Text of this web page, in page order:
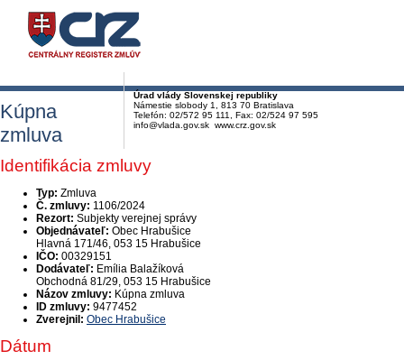
Úrad vlády Slovenskej republiky
Námestie slobody 1, 813 70 Bratislava
Telefón: 02/572 95 111, Fax: 02/524 97 595
info@vlada.gov.sk www.crz.gov.sk
Kúpna
zmluva
Identifikácia zmluvy
Typ: Zmluva
Č. zmluvy: 1106/2024
Rezort: Subjekty verejnej správy
Objednávateľ: Obec Hrabušice
Hlavná 171/46, 053 15 Hrabušice
IČO: 00329151
Dodávateľ: Emília Balažíková
Obchodná 81/29, 053 15 Hrabušice
Názov zmluvy: Kúpna zmluva
ID zmluvy: 9477452
Zverejnil: Obec Hrabušice
Dátum